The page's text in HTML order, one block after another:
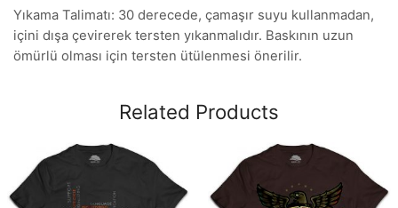
Yıkama Talimatı: 30 derecede, çamaşır suyu kullanmadan,
içini dışa çevirerek tersten yıkanmalıdır. Baskının uzun
ömürlü olması için tersten ütülenmesi önerilir.
Related Products